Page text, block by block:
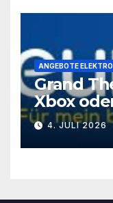
ANGEBOTE ELEKTRO
Grand
Xbox
4. JULI 2026